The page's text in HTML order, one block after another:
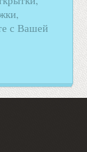
с Вашей